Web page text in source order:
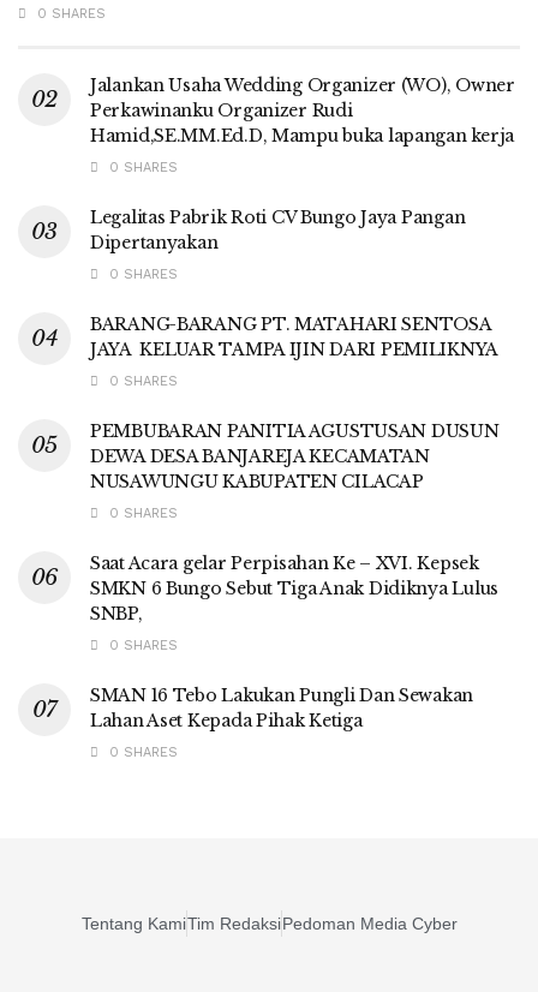
0 SHARES
Jalankan Usaha Wedding Organizer (WO), Owner
Perkawinanku Organizer Rudi
Hamid,SE.MM.Ed.D, Mampu buka lapangan kerja
0 SHARES
Legalitas Pabrik Roti CV Bungo Jaya Pangan
Dipertanyakan
0 SHARES
BARANG-BARANG PT. MATAHARI SENTOSA
JAYA KELUAR TAMPA IJIN DARI PEMILIKNYA
0 SHARES
PEMBUBARAN PANITIA AGUSTUSAN DUSUN
DEWA DESA BANJAREJA KECAMATAN
NUSAWUNGU KABUPATEN CILACAP
0 SHARES
Saat Acara gelar Perpisahan Ke – XVI. Kepsek
SMKN 6 Bungo Sebut Tiga Anak Didiknya Lulus
SNBP,
0 SHARES
SMAN 16 Tebo Lakukan Pungli Dan Sewakan
Lahan Aset Kepada Pihak Ketiga
0 SHARES
Tentang KamiTim RedaksiPedoman Media Cyber